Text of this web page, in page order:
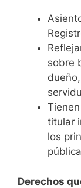
sobre
titular
los
Derechos